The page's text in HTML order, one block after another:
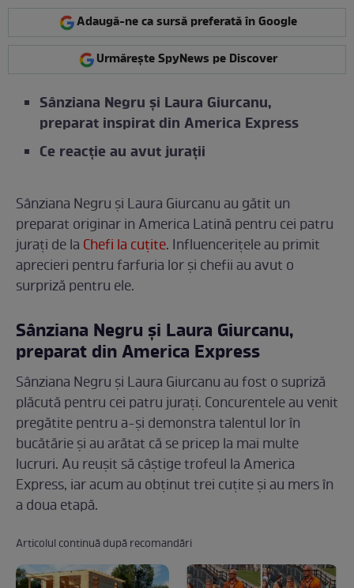
Adaugă-ne ca sursă preferată în Google
Urmărește SpyNews pe Discover
Sânziana Negru și Laura Giurcanu,
preparat inspirat din America Express
Ce reacție au avut jurații
Sânziana Negru și Laura Giurcanu au gătit un
preparat originar in America Latină pentru cei patru
jurați de la Chefi la cuțite. Influencerițele au primit
aprecieri pentru farfuria lor și chefii au avut o
surpriză pentru ele.
Sânziana Negru și Laura Giurcanu,
preparat din America Express
Sânziana Negru și Laura Giurcanu au fost o supriză
plăcută pentru cei patru jurați. Concurentele au venit
pregătite pentru a-și demonstra talentul lor în
bucătărie și au arătat că se pricep la mai multe
lucruri. Au reușit să câștige trofeul la America
Express, iar acum au obținut trei cuțite și au mers în
a doua etapă.
Articolul continuă după recomandări